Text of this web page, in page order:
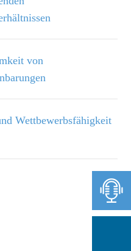
von
Wettbewerbsfähigkeit